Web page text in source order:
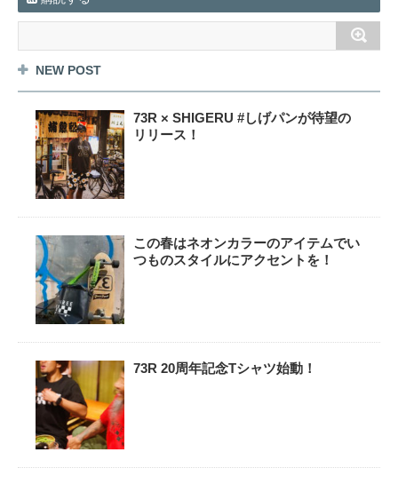
NEW POST
73R × SHIGERU #しげパンが待望の
リリース！
この春はネオンカラーのアイテムでい
つものスタイルにアクセントを！
73R 20周年記念Tシャツ始動！